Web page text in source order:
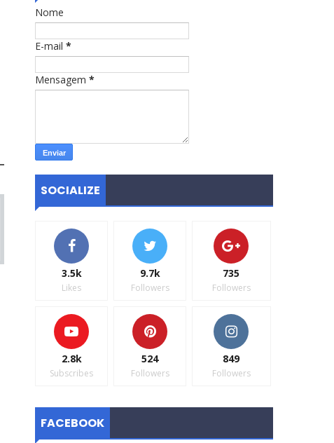
Nome
E-mail *
Mensagem *
SOCIALIZE
3.5k
Likes
9.7k
Followers
735
Followers
2.8k
Subscribes
524
Followers
849
Followers
FACEBOOK